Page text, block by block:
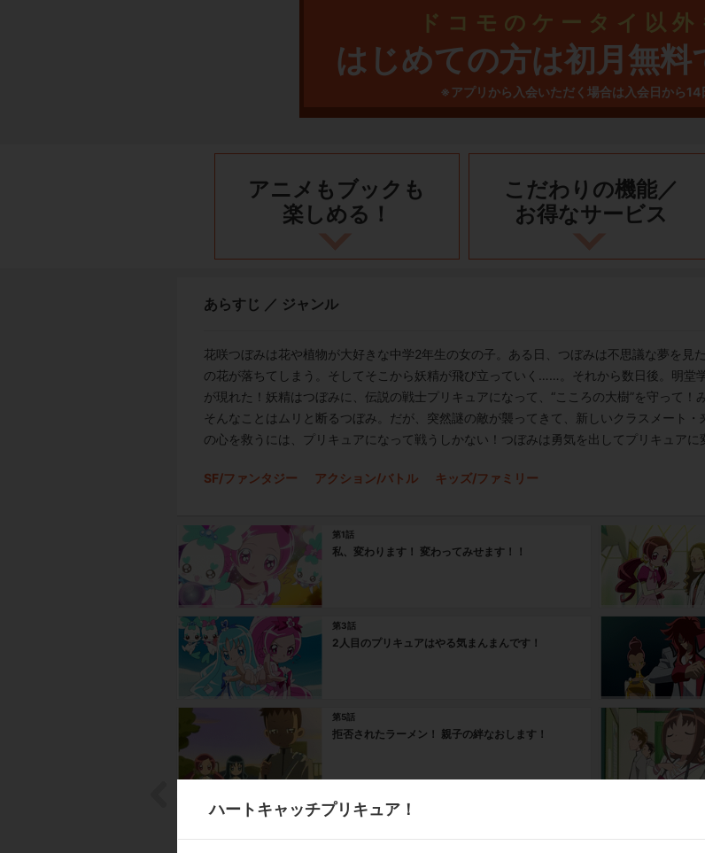
ドコモのケータイ以外
はじめての方は初月無料
※アプリから入会いただく場合は入会日から14
アニメもブックも
楽しめる！
こだわりの機能／
お得なサービス
あらすじ ／ ジャンル
花咲つぼみは花や植物が大好きな中学2年生の女の子。ある日、つぼみは不思議な夢を見
の花が落ちてしまう。そしてそこから妖精が飛び立っていく……。それから数日後。明堂
が現れた！妖精はつぼみに、伝説の戦士プリキュアになって、“こころの大樹”を守って！
そんなことはムリと断るつぼみ。だが、突然謎の敵が襲ってきて、新しいクラスメート
の心を救うには、プリキュアになって戦うしかない！つぼみは勇気を出してプリキュアに
SF/ファンタジー アクション/バトル キッズ/ファミリー
第1話
私、変わります！ 変わってみせます！！
第3話
2人目のプリキュアはやる気まんまんです！
第5話
拒否されたラーメン！ 親子の絆なおします！
第7話
ハートキャッチプリキュア！